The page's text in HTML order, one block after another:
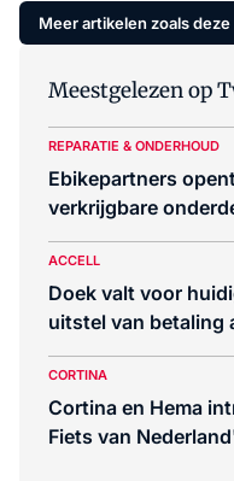
Meer artikelen zoals deze
Meestgelezen op
REPARATIE & ONDERHOUD
Ebikepartners
verkrijgbare
ACCELL
Doek valt voor
uitstel van betaling
CORTINA
Cortina en Hema
Fiets van